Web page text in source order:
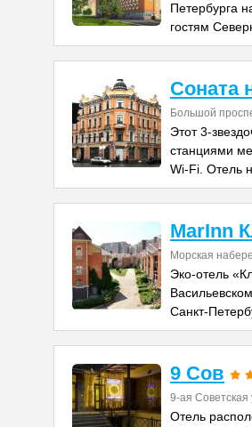
Петербурга
гостям
Соната
Большой
Этот 3-
станциями
Wi-Fi. Отель
MarInn
Морская
Эко-отель
Санкт-
9 Сов
9-ая Советская
Отель